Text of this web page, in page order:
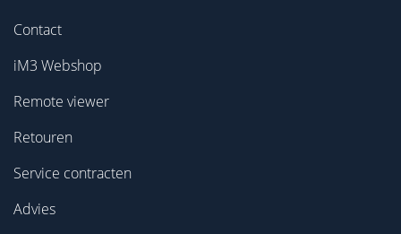
Contact
iM3 Webshop
Remote viewer
Retouren
Service contracten
Advies